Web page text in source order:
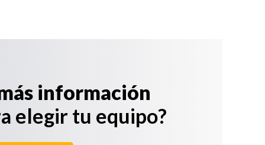
información
elegir tu equipo?